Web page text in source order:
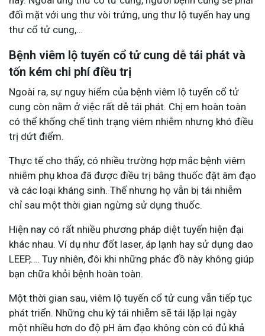
đối mặt với ung thư vòi trứng, ung thư lộ tuyến hay ung
thư cổ tử cung,…
Bệnh viêm lộ tuyến cổ tử cung dễ tái phát và
tốn kém chi phí điều trị
Ngoài ra, sự nguy hiểm của bệnh viêm lộ tuyến cổ tử
cung còn nằm ở việc rất dễ tái phát. Chị em hoàn toàn
có thể khống chế tình trạng viêm nhiễm nhưng khó điều
trị dứt điểm.
Thực tế cho thấy, có nhiều trường hợp mắc bệnh viêm
nhiễm phụ khoa đã được điều trị bằng thuốc đặt âm đạo
và các loại kháng sinh. Thế nhưng họ vẫn bị tái nhiễm
chỉ sau một thời gian ngừng sử dụng thuốc.
Hiện nay có rất nhiều phương pháp diệt tuyến hiện đại
khác nhau. Ví dụ như đốt laser, áp lạnh hay sử dụng dao
LEEP,…. Tuy nhiên, đôi khi những phác đồ này không giúp
bạn chữa khỏi bệnh hoàn toàn.
Một thời gian sau, viêm lộ tuyến cổ tử cung vẫn tiếp tục
phát triển. Những chu kỳ tái nhiễm sẽ tái lặp lại ngày
một nhiều hơn do độ pH âm đạo không còn có đủ khả